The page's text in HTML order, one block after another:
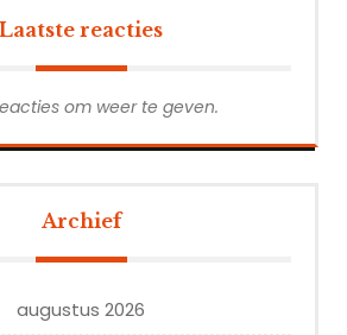
Laatste reacties
om weer te geven.
Archief
augustus 2026